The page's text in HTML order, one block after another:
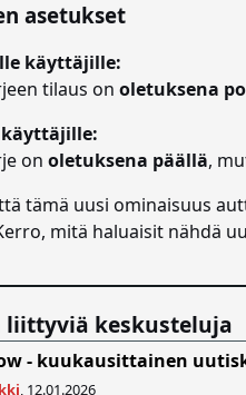
asetukset
käyttäjille:
tilaus on oletuksena
on oletuksena päällä,
tämä uusi ominaisuus
mitä haluaisit nähdä
liittyviä keskusteluja
- kuukausittainen
, 12.01.2026